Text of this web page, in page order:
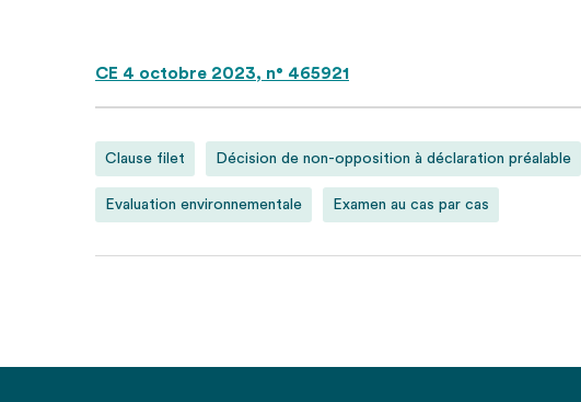
CE 4 octobre 2023, n° 465921
Clause filet Décision de non-opposition à déclaration préalable
Evaluation environnementale Examen au cas par cas